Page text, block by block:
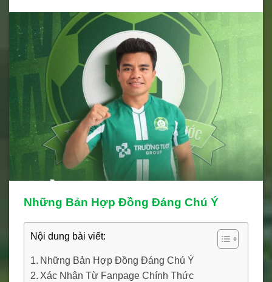
Những Bản Hợp Đồng Đáng Chú Ý
Nội dung bài viết:
Những Bản Hợp Đồng Đáng Chú Ý
Xác Nhận Từ Fanpage Chính Thức